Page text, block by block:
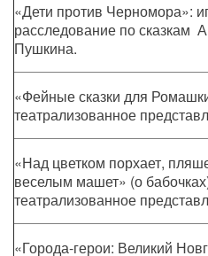
«Дети против Черномора»:
расследование по сказкам
Пушкина.
«Фейные сказки для
театрализованное
«Над цветком порхает,
веселым машет» (о
театрализованное
«Города-герои: Великий